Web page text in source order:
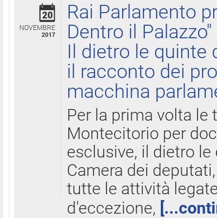
20
NOVEMBRE
2017
Rai Parlamento
Dentro il Palazzo"
Il dietro le quinte
il racconto dei
macchina
Per la prima volta le
Montecitorio per
esclusive, il dietro
Camera dei
tutte le attività
d'eccezione,